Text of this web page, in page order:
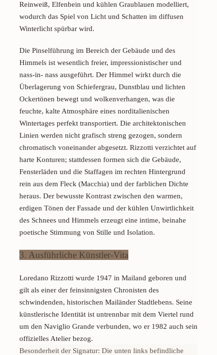
Reinweiß, Elfenbein und kühlen Graublauen modelliert,
wodurch das Spiel von Licht und Schatten im diffusen
Winterlicht spürbar wird.
Die Pinselführung im Bereich der Gebäude und des
Himmels ist wesentlich freier, impressionistischer und
nass-in- nass ausgeführt. Der Himmel wirkt durch die
Überlagerung von Schiefergrau, Dunstblau und lichten
Ockertönen bewegt und wolkenverhangen, was die
feuchte, kalte Atmosphäre eines norditalienischen
Wintertages perfekt transportiert. Die architektonischen
Linien werden nicht grafisch streng gezogen, sondern
chromatisch voneinander abgesetzt. Rizzotti verzichtet auf
harte Konturen; stattdessen formen sich die Gebäude,
Fensterläden und die Staffagen im rechten Hintergrund
rein aus dem Fleck (Macchia) und der farblichen Dichte
heraus. Der bewusste Kontrast zwischen den warmen,
erdigen Tönen der Fassade und der kühlen Unwirtlichkeit
des Schnees und Himmels erzeugt eine intime, beinahe
poetische Stimmung von Stille und Isolation.
3. Ausführliche Künstler-Vita
Loredano Rizzotti wurde 1947 in Mailand geboren und
gilt als einer der feinsinnigsten Chronisten des
schwindenden, historischen Mailänder Stadtlebens. Seine
künstlerische Identität ist untrennbar mit dem Viertel rund
um den Naviglio Grande verbunden, wo er 1982 auch sein
offizielles Atelier bezog.
Besonderheit der Signatur: Die unten links befindliche